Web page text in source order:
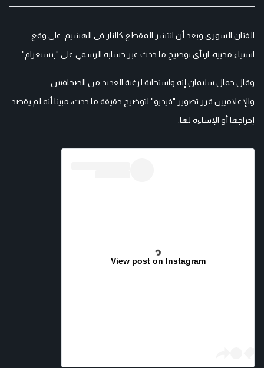
الفنان السوري وبعد أن انتشر المقطع كالنار في الهشيم، على وقع
استياء محبيه، ارتأى توضيح ما حدث عبر حسابه الرسمي على "إنستغرام".
وقال جمال سليمان إنه واستجابة لرغبة العديد من الصحافيين
والإعلاميين قرر تصوير "فيديو" لتوضيح حقيقة ما حدث، مبينا أنه لم يقصد
إحراجها أو الإساءة لها.
View post on Instagram